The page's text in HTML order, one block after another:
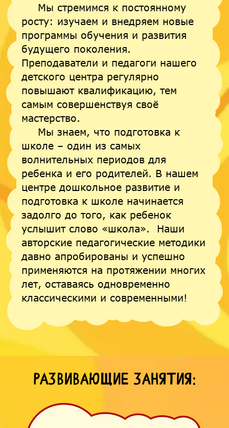
Мы стремимся к постоянному
росту: изучаем и внедряем новые
программы обучения и развития
будущего поколения.
Преподаватели и педагоги нашего
детского центра регулярно
повышают квалификацию, тем
самым совершенствуя своё
мастерство.
Мы знаем, что подготовка к
школе – один из самых
волнительных периодов для
ребенка и его родителей. В нашем
центре дошкольное развитие и
подготовка к школе начинается
задолго до того, как ребенок
услышит слово «школа». Наши
авторские педагогические методики
давно апробированы и успешно
применяются на протяжении многих
лет, оставаясь одновременно
классическими и современными!
РАЗВИВАЮЩИЕ ЗАНЯТИЯ: